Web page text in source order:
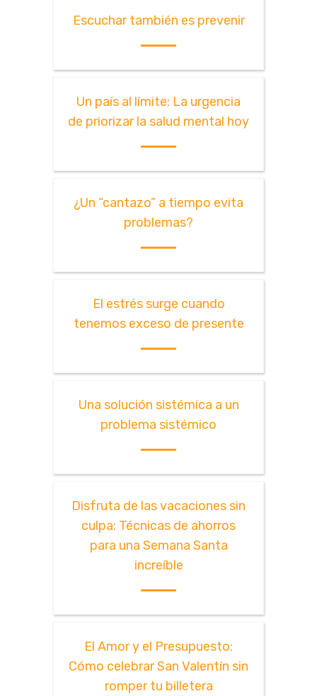
Escuchar también es prevenir
Un país al límite: La urgencia
de priorizar la salud mental hoy
¿Un “cantazo” a tiempo evita
problemas?
El estrés surge cuando
tenemos exceso de presente
Una solución sistémica a un
problema sistémico
Disfruta de las vacaciones sin
culpa: Técnicas de ahorros
para una Semana Santa
increíble
El Amor y el Presupuesto:
Cómo celebrar San Valentín sin
romper tu billetera